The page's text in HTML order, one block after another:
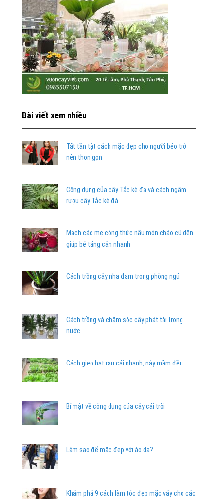
Bài viết xem nhiều
Tất tần tật cách mặc đẹp cho người béo trở
nên thon gọn
Công dụng của cây Tắc kè đá và cách ngâm
rượu cây Tắc kè đá
Mách các mẹ công thức nấu món cháo củ dền
giúp bé tăng cân nhanh
Cách trồng cây nha đam trong phòng ngủ
Cách trồng và chăm sóc cây phát tài trong
nước
Cách gieo hạt rau cải nhanh, nảy mầm đều
Bí mật về công dụng của cây cải trời
Làm sao để mặc đẹp với áo da?
Khám phá 9 cách làm tóc đẹp mặc váy cho các